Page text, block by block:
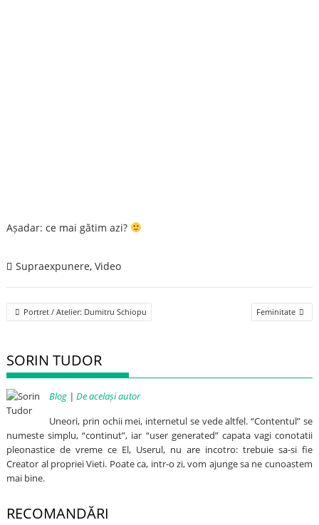
Așadar: ce mai gătim azi?
Supraexpunere,Video
Post
navigation
Portret / Atelier: Dumitru Schiopu Feminitate
SORIN TUDOR
Blog |De același autor
Uneori, prin ochii mei, internetul se vede altfel. “Contentul” se
numeste simplu, “continut”, iar “user generated” capata vagi conotatii
pleonastice de vreme ce El, Userul, nu are incotro: trebuie sa-si fie
Creator al propriei Vieti. Poate ca, intr-o zi, vom ajunge sa ne cunoastem
mai bine.
RECOMANDĂRI